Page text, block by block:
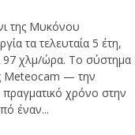
της Μυκόνου
τα τελευταία 5 έτη,
97 χλμ/ώρα. Το σύστημα
Meteocam — την
χρόνο στην
έναν...